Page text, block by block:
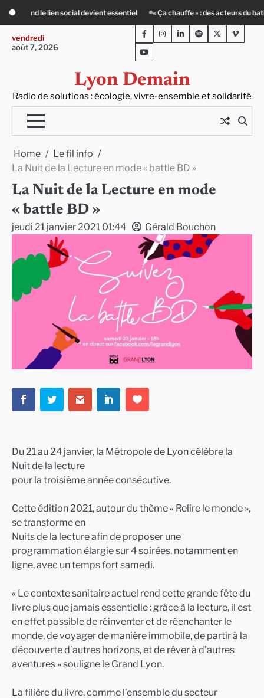
Skip
content
« Ça chauffe » : des acteurs du batiment face au défi climatique
vendredi
août 7, 2026
Lyon Demain
Radio de solutions : écologie, vivre-ensemble et solidarité
FacebookInstagram
LinkedInSpotifyTwitterViméo
Youtube
Home
Le fil info
La Nuit de la Lecture en mode « battle BD »
La Nuit de la Lecture en mode
« battle BD »
jeudi 21 janvier 2021 01:44 Gérald Bouchon
Du 21 au 24 janvier, la Métropole de Lyon célèbre la
Nuit de la lecture
pour la troisième année consécutive.
Cette édition 2021, autour du thème « Relire le monde »,
se transforme en
Nuits de la lecture afin de proposer une
programmation élargie sur 4 soirées, notamment en
ligne, avec un temps fort samedi.
« Le contexte sanitaire actuel rend cette grande fête du
livre plus que jamais essentielle : grâce à la lecture, il est
en effet possible de réinventer et de réenchanter le
monde, de voyager de manière immobile, de partir à la
découverte d’autres horizons, et de rêver à d’autres
aventures » souligne le Grand Lyon.
La filière du livre, comme l’ensemble du secteur